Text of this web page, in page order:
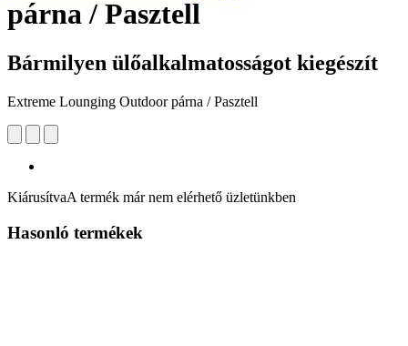
párna / Pasztell
Bármilyen ülőalkalmatosságot kiegészít
Extreme Lounging Outdoor párna / Pasztell
KiárusítvaA termék már nem elérhető üzletünkben
Hasonló termékek